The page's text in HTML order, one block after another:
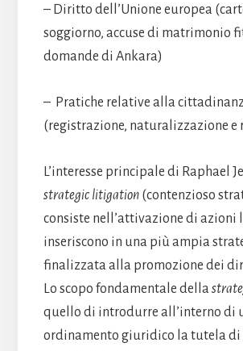
– Diritto dell’Unione europea
soggiorno, accuse di matrimonio
domande di Ankara)
– Pratiche relative alla
(registrazione, naturalizzazione e
L’interesse principale di Raphael
strategic litigation(contenzioso
consiste nell’attivazione di azioni
inseriscono in una più ampia
finalizzata alla promozione dei
Lo scopo fondamentale della
quello di introdurre all’interno di
ordinamento giuridico la tutela